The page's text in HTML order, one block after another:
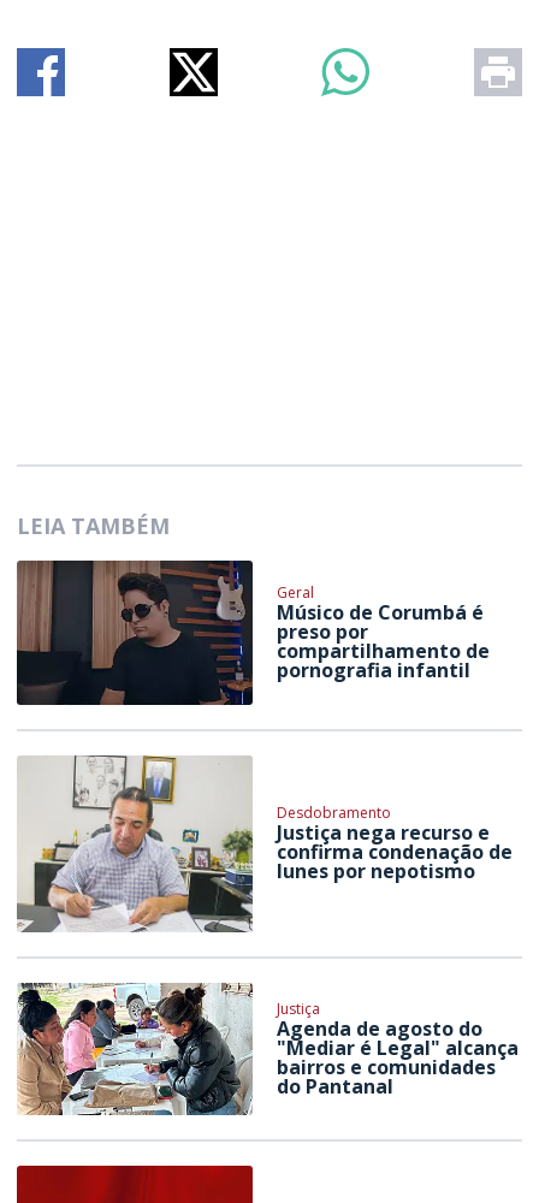
LEIA TAMBÉM
Geral
Músico de Corumbá é
preso por
compartilhamento de
pornografia infantil
Desdobramento
Justiça nega recurso e
confirma condenação de
Iunes por nepotismo
Justiça
Agenda de agosto do
"Mediar é Legal" alcança
bairros e comunidades
do Pantanal